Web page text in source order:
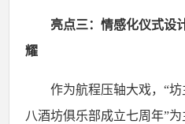
亮点三：情感化仪式设
耀
作为航程压轴大戏，“
八酒坊俱乐部成立七周年”